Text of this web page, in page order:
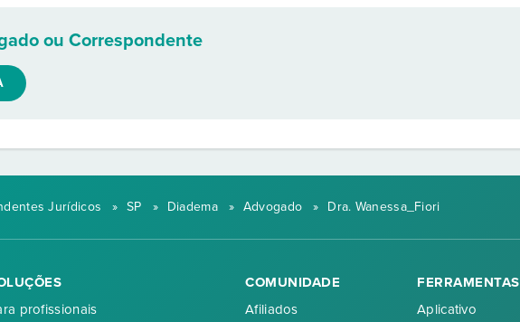
ou Correspondente
Jurídicos » SP » Diadema » Advogado » Dra. Wanessa_Fiori
profissionais
COMUNIDADE
Afiliados
FERRAMENTAS
Aplicativo